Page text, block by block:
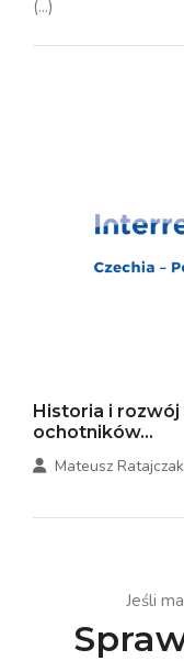
(...)
Historia i
ochotników...
Mateusz Ratajczak
Jeśli